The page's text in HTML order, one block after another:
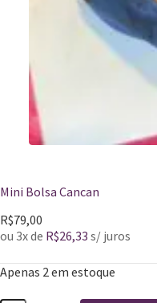
Mini Bolsa Cancan
R$79,00
ou 3x de R$26,33 s/ juros
Apenas 2 em estoque